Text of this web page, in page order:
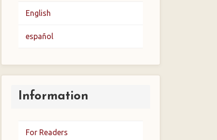
English
español
Information
For Readers